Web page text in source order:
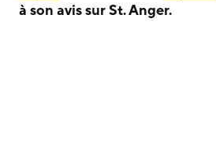
à son avis sur St. Anger.